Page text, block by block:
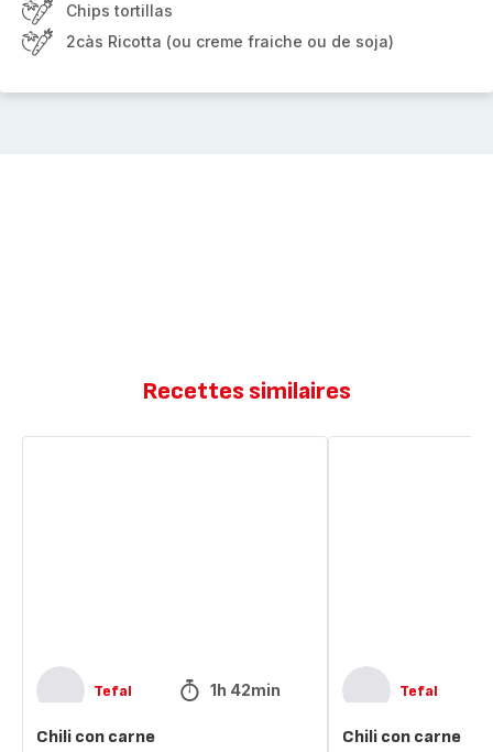
Chips tortillas
2càs Ricotta (ou creme fraiche ou de soja)
Recettes similaires
Tefal 1h 42min
Chili con carne
Tefal
Chili con carne